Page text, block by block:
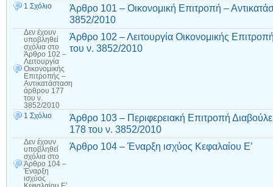
1 Σχόλιο
Άρθρο 101 – Οικονομική Επιτροπή –
3852/2010
Δεν έχουν
υποβληθεί
σχόλια στο
Άρθρο 102 –
Λειτουργία
Οικονομικής
Επιτροπής –
Αντικατάσταση
άρθρου 177
του ν.
3852/2010
Άρθρο 102 – Λειτουργία Οικονομικής
του ν. 3852/2010
1 Σχόλιο
Άρθρο 103 – Περιφερειακή Επιτροπή
178 του ν. 3852/2010
Δεν έχουν
υποβληθεί
σχόλια στο
Άρθρο 104 –
Έναρξη
ισχύος
Κεφαλαίου Ε’
Άρθρο 104 – Έναρξη ισχύος Κεφαλαίου Ε’